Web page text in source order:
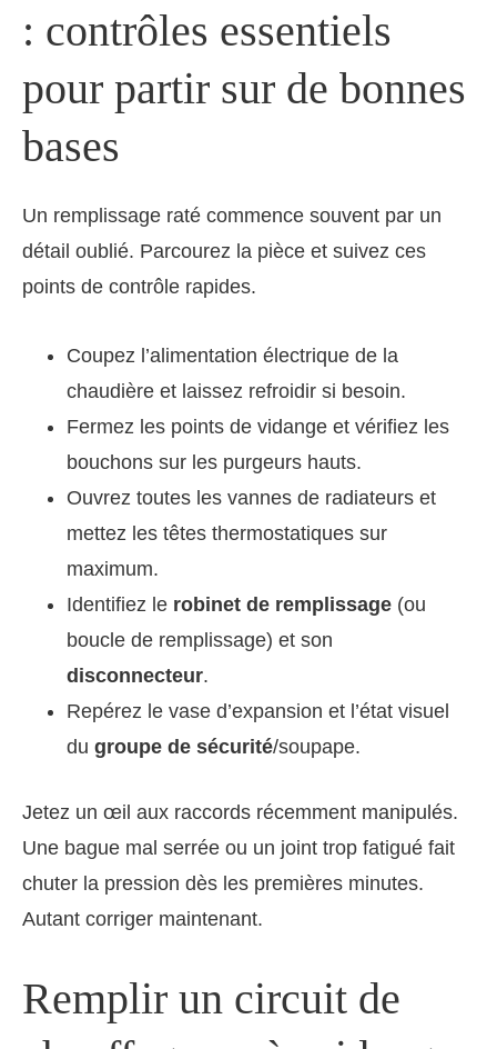
: contrôles essentiels
pour partir sur de bonnes
bases
Un remplissage raté commence souvent par un
détail oublié. Parcourez la pièce et suivez ces
points de contrôle rapides.
Coupez l’alimentation électrique de la
chaudière et laissez refroidir si besoin.
Fermez les points de vidange et vérifiez les
bouchons sur les purgeurs hauts.
Ouvrez toutes les vannes de radiateurs et
mettez les têtes thermostatiques sur
maximum.
Identifiez le robinet de remplissage (ou
boucle de remplissage) et son
disconnecteur.
Repérez le vase d’expansion et l’état visuel
du groupe de sécurité/soupape.
Jetez un œil aux raccords récemment manipulés.
Une bague mal serrée ou un joint trop fatigué fait
chuter la pression dès les premières minutes.
Autant corriger maintenant.
Remplir un circuit de